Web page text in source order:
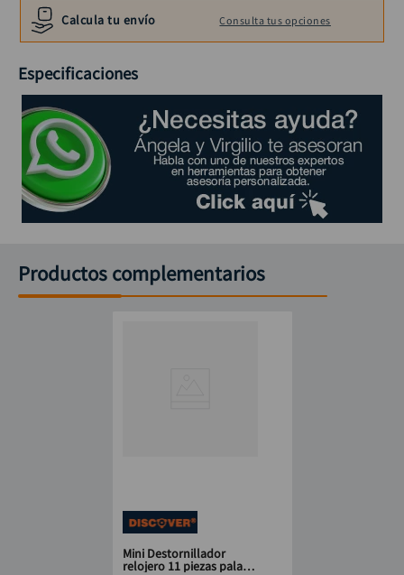
Calcula tu envío Consulta tus opciones
Especificaciones
Productos complementarios
Mini Destornillador
relojero 11 piezas pala